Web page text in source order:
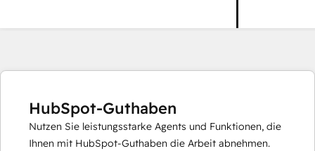
HubSpot-Guthaben
Nutzen Sie leistungsstarke Agents und Funktionen, die
Ihnen mit HubSpot-Guthaben die Arbeit abnehmen.